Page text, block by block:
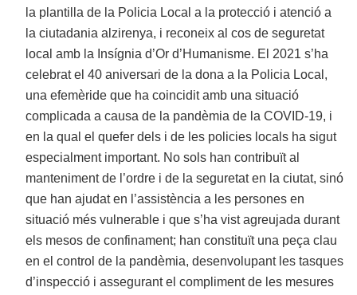
la plantilla de la Policia Local a la protecció i atenció a
la ciutadania alzirenya, i reconeix al cos de seguretat
local amb la Insígnia d’Or d’Humanisme. El 2021 s’ha
celebrat el 40 aniversari de la dona a la Policia Local,
una efemèride que ha coincidit amb una situació
complicada a causa de la pandèmia de la COVID-19, i
en la qual el quefer dels i de les policies locals ha sigut
especialment important. No sols han contribuït al
manteniment de l’ordre i de la seguretat en la ciutat, sinó
que han ajudat en l’assistència a les persones en
situació més vulnerable i que s’ha vist agreujada durant
els mesos de confinament; han constituït una peça clau
en el control de la pandèmia, desenvolupant les tasques
d’inspecció i assegurant el compliment de les mesures